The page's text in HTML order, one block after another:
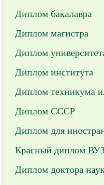
Диплом бакалавра
Диплом магистра
Диплом
Диплом института
Диплом техникума
Диплом СССР
Диплом для
Красный диплом
Диплом доктора